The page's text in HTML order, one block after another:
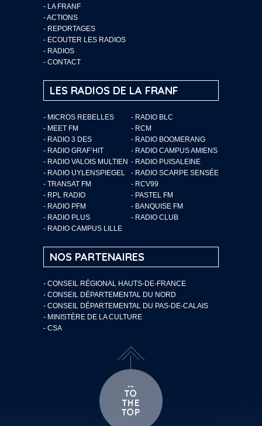
- LA FRANF
-ACTIONS
- REPORTAGES
- ECOUTER LES RADIOS
- RADIOS
- CONTACT
LES RADIOS DE LA FRANF
- MICROS REBELLES
- RADIO BLC
- MEET FM
- RCM
- RADIO 3 DES
- RADIO BOOMERANG
- RADIO GRAF’HIT
- RADIO CAMPUS AMIENS
- RADIO VALOIS MULTIEN - RADIO PUISALEINE
- RADIO UYLENSPIEGEL
- RADIO SCARPE SENSÉE
- TRANSAT FM
- RCV99
- RPL RADIO
- PASTEL FM
- RADIO PFM
- BANQUISE FM
- RADIO PLUS
- RADIO CLUB
- RADIO CAMPUS LILLE
NOS PARTENAIRES
- CONSEIL RÉGIONAL HAUTS-DE-FRANCE
- CONSEIL DÉPARTEMENTAL DU NORD
- CONSEIL DÉPARTEMENTAL DU PAS-DE-CALAIS
- MINISTÈRE DE LA CULTURE
- CSA